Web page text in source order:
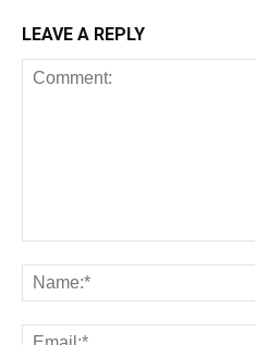
LEAVE A REPLY